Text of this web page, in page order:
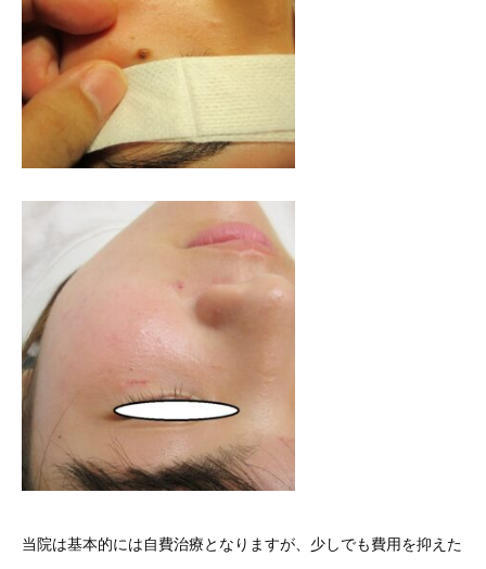
当院は基本的には自費治療となりますが、少しでも費用を抑えた